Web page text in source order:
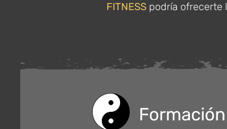
FITNESS podría ofrecerte